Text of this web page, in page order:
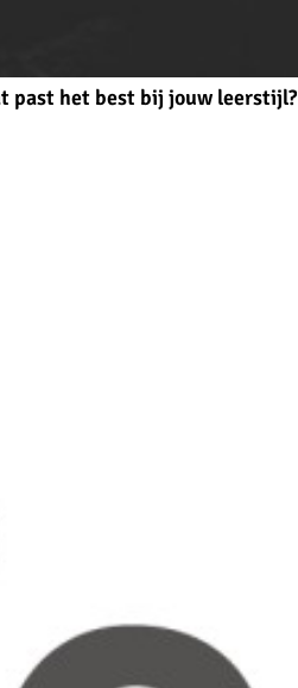
past het best bij jouw leerstijl?